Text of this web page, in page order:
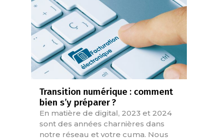
Transition numérique : comment
bien s’y préparer ?
En matière de digital, 2023 et 2024
sont des années charnières dans
notre réseau et votre cuma. Nous